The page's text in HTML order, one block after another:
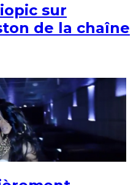
sur
de la chaîne